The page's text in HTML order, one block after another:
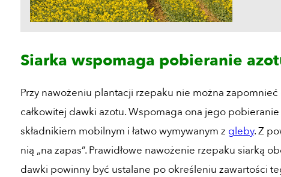
Siarka wspomaga pobieranie
Przy nawożeniu plantacji rzepaku nie można
całkowitej dawki azotu. Wspomaga ona jego
składnikiem mobilnym i łatwo wymywanym z gleby. Z
nią „na zapas”. Prawidłowe nawożenie rzepaku siarką
dawki powinny być ustalane po określeniu zawartości